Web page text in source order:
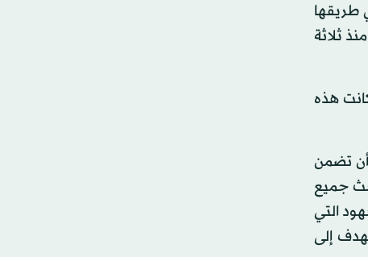
في طريقها
ثلاثة
هذه
أن تضمن
جميع
التي
إلى